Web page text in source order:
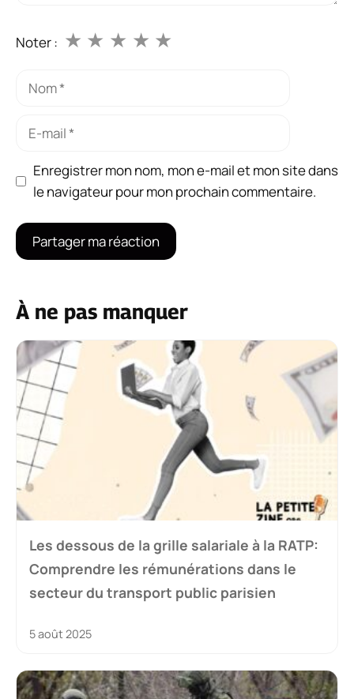
Noter : ★
★
★
★
★
Nom
Enregistrer mon nom, mon e-mail et mon site dans
le navigateur pour mon prochain commentaire.
À ne pas manquer
Les dessous de la grille salariale à la RATP:
Comprendre les rémunérations dans le
secteur du transport public parisien
5 août 2025